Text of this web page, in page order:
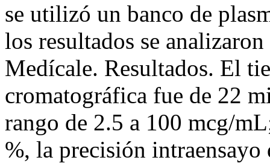
se utilizó un banco de
los resultados se
Medícale. Resultados. El
cromatográfica fue de 22
rango de 2.5 a 100 mcg/
%, la precisión